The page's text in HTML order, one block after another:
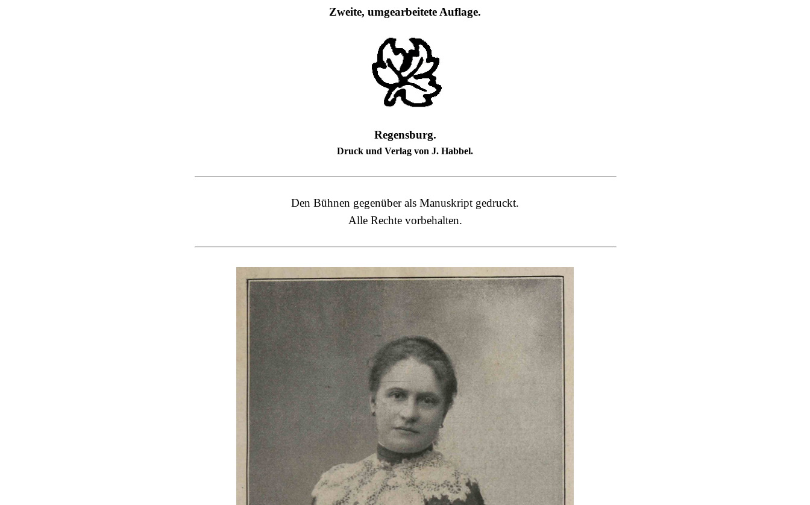
Zweite, umgearbeitete Auflage.
Regensburg.
Druck und Verlag von J. Habbel.
Den Bühnen gegenüber als Manuskript gedruckt.
Alle Rechte vorbehalten.